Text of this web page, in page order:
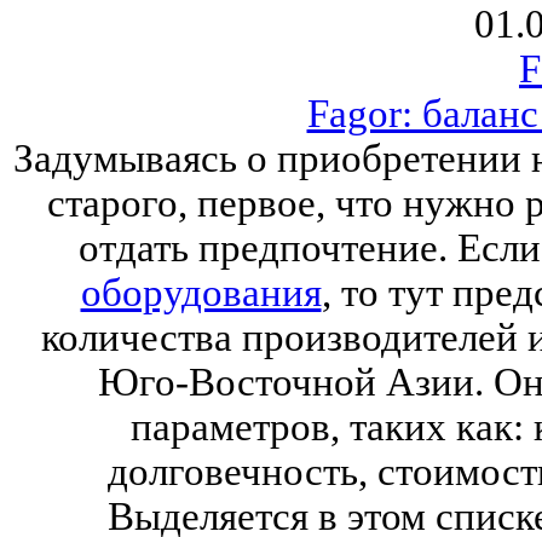
Fagor:
Задумываясь о приобретении
старого, первое, что нужно
отдать предпочтение.
оборудования, то тут
количества
Юго-Восточной Азии.
параметров, таких как:
долговечность,
Выделяется в этом